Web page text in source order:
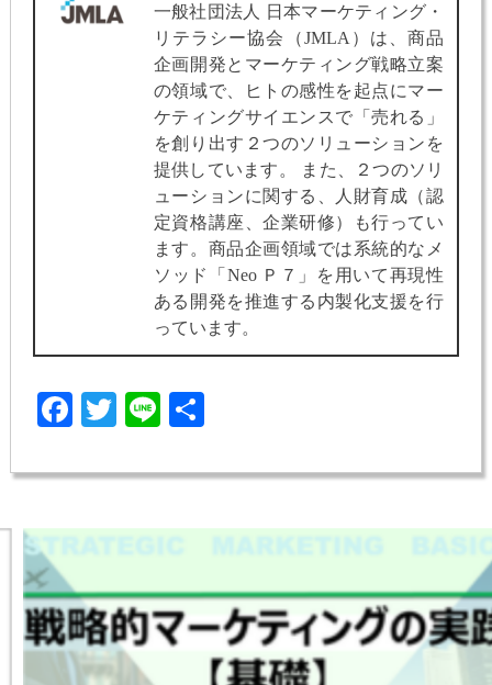
一般社団法人 日本マーケティング・
リテラシー協会（JMLA）は、商品
企画開発とマーケティング戦略立案
の領域で、ヒトの感性を起点にマー
ケティングサイエンスで「売れる」
を創り出す２つのソリューションを
提供しています。 また、２つのソリ
ューションに関する、人財育成（認
定資格講座、企業研修）も行ってい
ます。商品企画領域では系統的なメ
ソッド「Neo Ｐ７」を用いて再現性
ある開発を推進する内製化支援を行
っています。
Facebook
Twitter
Line